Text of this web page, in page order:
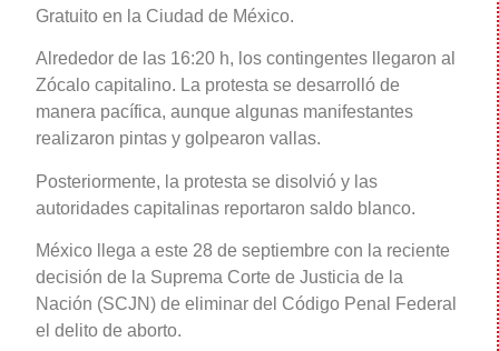
Gratuito en la Ciudad de México.
Alrededor de las 16:20 h, los contingentes llegaron al
Zócalo capitalino. La protesta se desarrolló de
manera pacífica, aunque algunas manifestantes
realizaron pintas y golpearon vallas.
Posteriormente, la protesta se disolvió y las
autoridades capitalinas reportaron saldo blanco.
México llega a este 28 de septiembre con la reciente
decisión de la Suprema Corte de Justicia de la
Nación (SCJN) de eliminar del Código Penal Federal
el delito de aborto.